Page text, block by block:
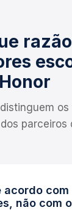
Honor
parceiros
acordo com
não com